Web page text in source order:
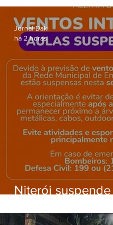
Gardênia Azul
Niterói suspende
ventos fortes
Jornal Daki
há 2 horas